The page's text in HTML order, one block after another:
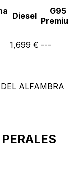
Diesel
G95
1,699 € ---
ALFAMBRA
PERALES